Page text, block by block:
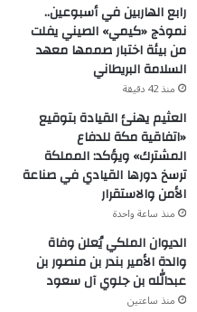
رابع الهاربين في أسبوعين..
نموذج «كيمي» الصيني يفلت
من بيئة اختبار صممها معهد
السلامة البريطاني
منذ 42 دقيقة
العثيم يهنئ القيادة بتوقيع
«اتفاقية مكة للدفاع
المشترك» ويؤكد: المملكة
ترسخ دورها القيادي في صناعة
الأمن والاستقرار
منذ ساعة واحدة
الديوان الملكي يُعلن وفاة
والدة الأمير بندر بن منصور بن
عبدالله بن جلوي آل سعود
منذ ساعتين